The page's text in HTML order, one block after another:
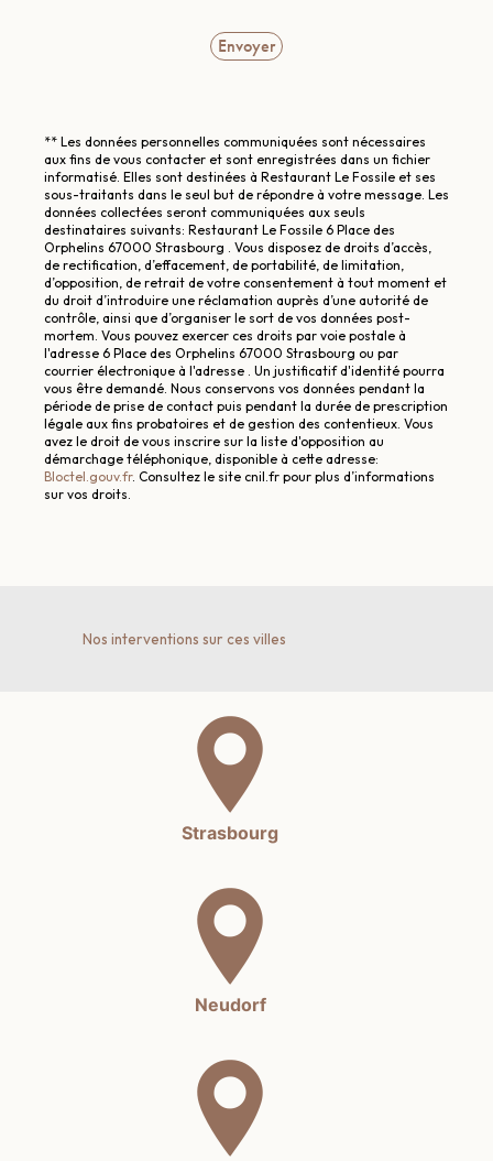
Envoyer
** Les données personnelles communiquées sont nécessaires
aux fins de vous contacter et sont enregistrées dans un fichier
informatisé. Elles sont destinées à Restaurant Le Fossile et ses
sous-traitants dans le seul but de répondre à votre message. Les
données collectées seront communiquées aux seuls
destinataires suivants: Restaurant Le Fossile 6 Place des
Orphelins 67000 Strasbourg . Vous disposez de droits d’accès,
de rectification, d’effacement, de portabilité, de limitation,
d’opposition, de retrait de votre consentement à tout moment et
du droit d’introduire une réclamation auprès d’une autorité de
contrôle, ainsi que d’organiser le sort de vos données post-
mortem. Vous pouvez exercer ces droits par voie postale à
l'adresse 6 Place des Orphelins 67000 Strasbourg ou par
courrier électronique à l'adresse . Un justificatif d'identité pourra
vous être demandé. Nous conservons vos données pendant la
période de prise de contact puis pendant la durée de prescription
légale aux fins probatoires et de gestion des contentieux. Vous
avez le droit de vous inscrire sur la liste d'opposition au
démarchage téléphonique, disponible à cette adresse:
Bloctel.gouv.fr. Consultez le site cnil.fr pour plus d’informations
sur vos droits.
Nos interventions sur ces villes
Strasbourg
Neudorf